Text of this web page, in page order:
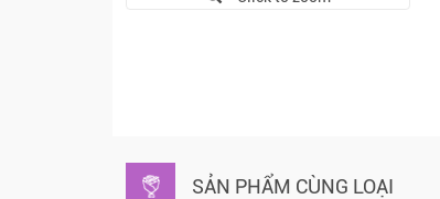
SẢN PHẨM CÙNG LOẠI